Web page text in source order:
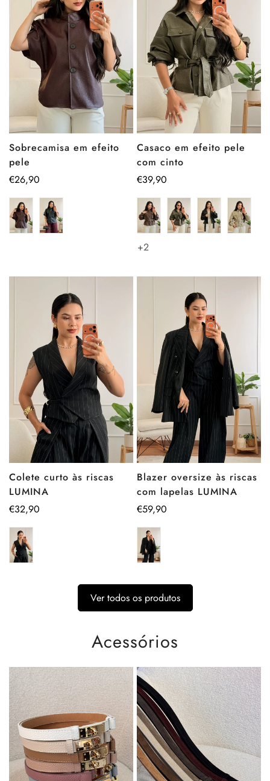
Sobrecamisa em efeito
pele
Preço
€26,90
Casaco em efeito pele
com cinto
Preço
€39,90
+2
Colete curto às riscas
LUMINA
Preço
€32,90
Blazer oversize às riscas
com lapelas LUMINA
Preço
€59,90
Ver todos os produtos
Acessórios